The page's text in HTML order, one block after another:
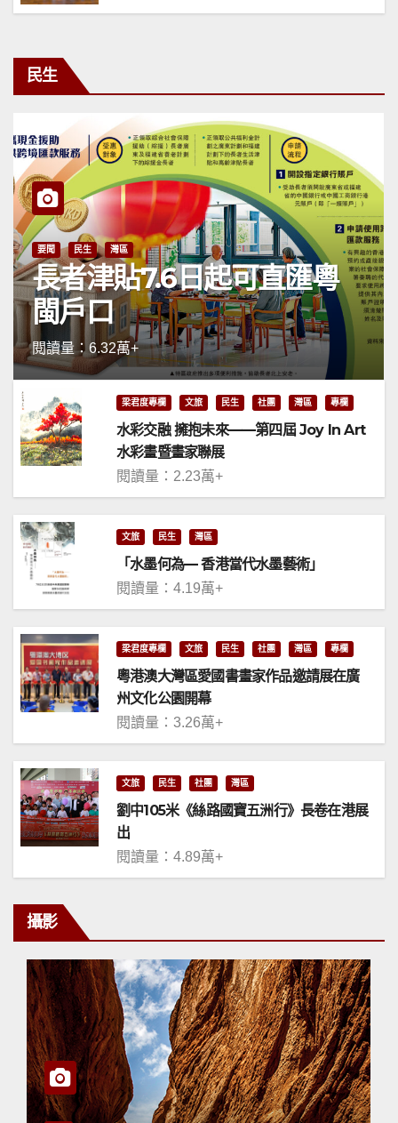
民生
要聞 民生 灣區
長者津貼7.6日起可直匯粵
閩戶口
閱讀量：6.32萬+
梁君度專欄 文旅 民生 社團 灣區 專欄
水彩交融 擁抱未來——第四屆 Joy In Art
水彩畫暨畫家聯展
閱讀量：2.23萬+
文旅 民生 灣區
「水墨何為— 香港當代水墨藝術」
閱讀量：4.19萬+
梁君度專欄 文旅 民生 社團 灣區 專欄
粵港澳大灣區愛國書畫家作品邀請展在廣
州文化公園開幕
閱讀量：3.26萬+
文旅 民生 社團 灣區
劉中105米《絲路國寶五洲行》長卷在港展
出
閱讀量：4.89萬+
攝影